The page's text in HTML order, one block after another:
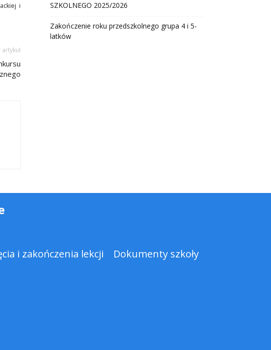
i
SZKOLNEGO 2025/2026
Zakończenie roku przedszkolnego grupa 4 i 5-
latków
i zakończenia lekcji Dokumenty szkoły